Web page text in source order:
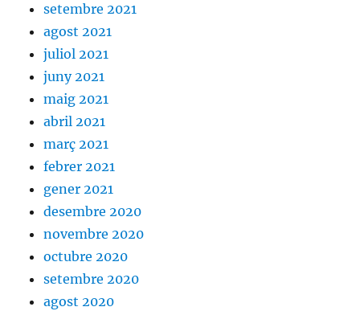
setembre 2021
agost 2021
juliol 2021
juny 2021
maig 2021
abril 2021
març 2021
febrer 2021
gener 2021
desembre 2020
novembre 2020
octubre 2020
setembre 2020
agost 2020